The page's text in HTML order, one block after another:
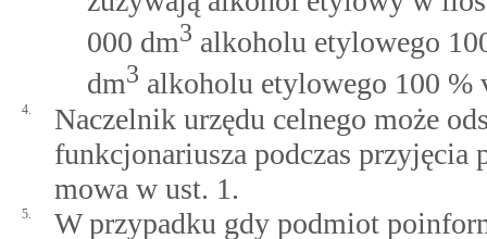
000 dm3 alkoholu etylowego
dm3 alkoholu etylowego 100 %
4.
Naczelnik urzędu celnego może
funkcjonariusza podczas
mowa w ust. 1.
5.
W przypadku gdy podmiot